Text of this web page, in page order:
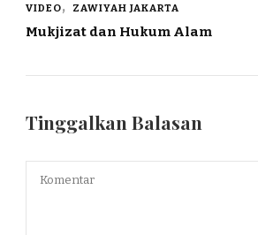
VIDEO
ZAWIYAH JAKARTA
Mukjizat dan Hukum Alam
Tinggalkan Balasan